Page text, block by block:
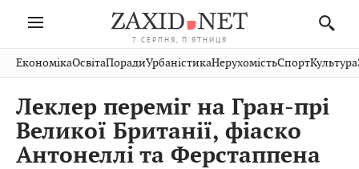
7 СЕРПНЯ, П'ЯТНИЦЯ
Івано-
Франківськ
Волинь
Закарпаття
Рівне
Чернівці
Шептицький
Стрий
Хмельницький
Вінниця
Публікації
Авто СловкоКультура
Кіно Дім СпортКраєзнавство
Фото ОсвітаНерухомість
Домашні
тварини
ЕкономікаОсвітаПорадиУрбаністикаНерухомістьСпортКультура
Леклер переміг на Гран-прі
Великої Британії, фіаско
Антонеллі та Ферстаппена